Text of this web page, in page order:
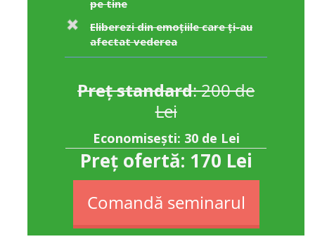
pe tine
Eliberezi din emoțiile care ți-au
afectat vederea
Preț standard: 200 de
Lei
Economisești: 30 de Lei
Preț ofertă: 170 Lei
Comandă seminarul